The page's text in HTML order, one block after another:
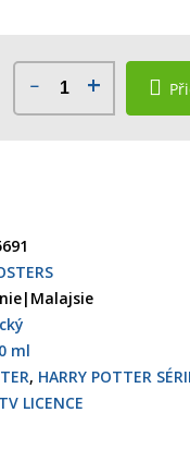
ml
, HARRY POTTER
LICENCE